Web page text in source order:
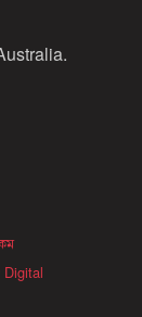
Digital